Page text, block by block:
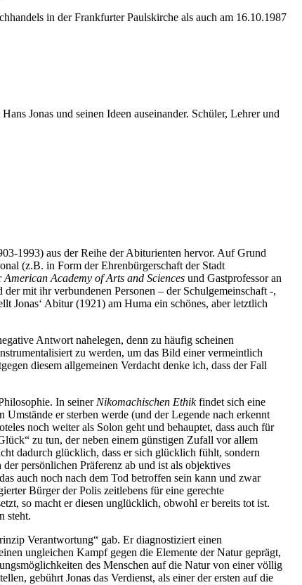
in der Frankfurter Paulskirche als auch am 16.10.1987
Jonas und seinen Ideen auseinander. Schüler, Lehrer und
1993) aus der Reihe der Abiturienten hervor. Auf Grund
(z.B. in Form der Ehrenbürgerschaft der Stadt
American Academy of Arts and Sciences und Gastprofessor an
mit ihr verbundenen Personen – der Schulgemeinschaft -,
Jonas‘ Abitur (1921) am Huma ein schönes, aber letztlich
Antwort nahelegen, denn zu häufig scheinen
zu werden, um das Bild einer vermeintlich
diesem allgemeinen Verdacht denke ich, dass der Fall
In seiner Nikomachischen Ethikfindet sich eine
er sterben werde (und der Legende nach erkennt
noch weiter als Solon geht und behauptet, dass auch für
zu tun, der neben einem günstigen Zufall vor allem
dadurch glücklich, dass er sich glücklich fühlt, sondern
persönlichen Präferenz ab und ist als objektives
auch noch nach dem Tod betroffen sein kann und zwar
Bürger der Polis zeitlebens für eine gerechte
so macht er diesen unglücklich, obwohl er bereits tot ist.
steht.
Verantwortung“ gab. Er diagnostiziert einen
ungleichen Kampf gegen die Elemente der Natur geprägt,
des Menschen auf die Natur von einer völlig
gebührt Jonas das Verdienst, als einer der ersten auf die